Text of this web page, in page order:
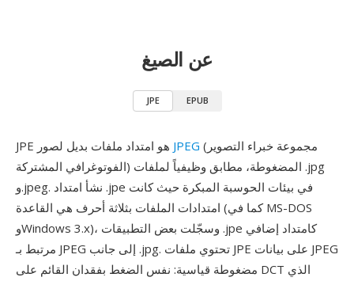
عن الصيغ
JPE EPUB
JPEG (مجموعة خبراء التصوير
الفوتوغرافي المشتركة) المضغوطة، مطابق وظيفياً لملفات .jpg
و.jpeg. نشأ امتداد .jpe في بيئات الحوسبة المبكرة حيث كانت
امتدادات الملفات بثلاثة أحرف هي القاعدة (كما في MS-DOS
وWindows 3.x)، وسجّلت بعض التطبيقات .jpe كامتداد إضافي
مرتبط بـ JPEG إلى جانب .jpg. تحتوي ملفات JPE على بيانات JPEG
مضغوطة قياسية: نفس الضغط بفقدان القائم على DCT الذي